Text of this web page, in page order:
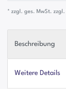
* zzgl. ges. MwSt. zzgl.
Beschreibung
Weitere Details